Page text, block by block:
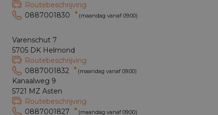
Routebeschrijving
0887001830
(maandag vanaf 09:00)
Varenschut 7
5705 DK Helmond
Routebeschrijving
0887001832
(maandag vanaf 09:00)
Kanaalweg 9
5721 MZ Asten
Routebeschrijving
0887001827
(maandag vanaf 09:00)